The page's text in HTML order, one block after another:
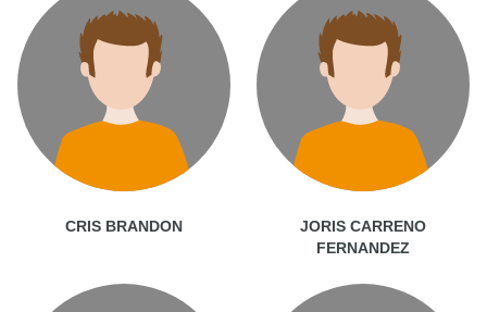
CRIS BRANDON
JORIS CARRENO
FERNANDEZ